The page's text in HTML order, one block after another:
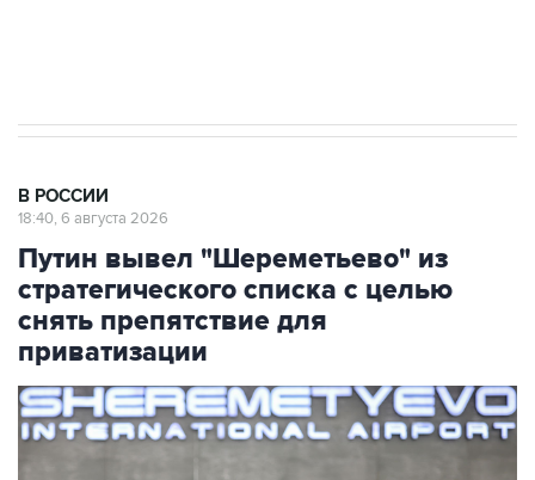
Путин вывел "Шереметьево" из
стратегического списка с целью
снять препятствие для
приватизации